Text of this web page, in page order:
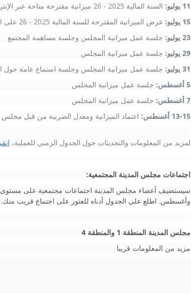
11 يوليو:
السنة المالية 2025 - 26 ميزانية مقترحة متاحة عبر الإنترنت
15 يوليو:
عرض الميزانية المقترحة للسنة المالية 2025 - 26 على المجلس
23 يوليو:
جلسة عمل ميزانية المجلس وجلسة مساهمة المجتمع
29 يوليو:
جلسة عمل ميزانية المجلس
31 يوليو:
جلسة عمل ميزانية المجلس وجلسة استماع عامة حول
5 أغسطس:
جلسة عمل ميزانية المجلس
7 أغسطس:
جلسة عمل ميزانية المجلس
13-15 أغسطس:
اعتماد الميزانية ومعدل الضريبة من قبل مجلس
لمزيد من المعلومات والتحديثات حول الجدول الزمني للعملية،
اجتماعات مجلس المدينة المجتمعية:
سيستضيف أعضاء مجلس المدينة اجتماعات مجتمعية على مستوى
وأغسطس. اطلع على الجدول أدناه للعثور على اجتماع قريب منك.
مجلس المدينة المنطقة 1 والمنطقة 4
مزيد من المعلومات قريبا